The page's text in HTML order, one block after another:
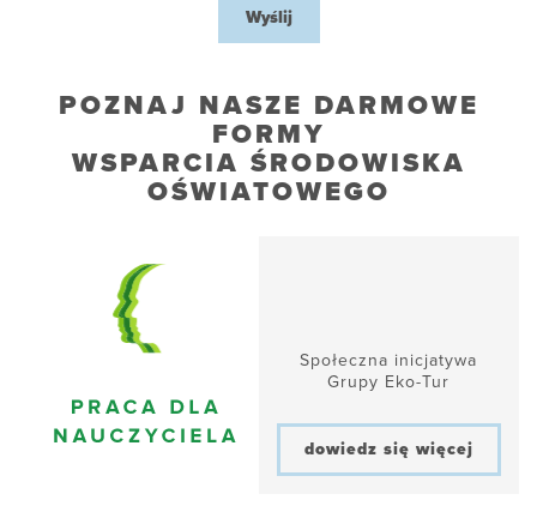
Wyślij
POZNAJ NASZE DARMOWE
FORMY
WSPARCIA ŚRODOWISKA
OŚWIATOWEGO
Społeczna inicjatywa
Grupy Eko-Tur
dowiedz się więcej